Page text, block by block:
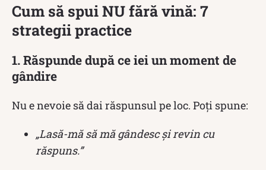
Cum să spui NU fără vină: 7
strategii practice
1. Răspunde după ce iei un moment de
gândire
Nu e nevoie să dai răspunsul pe loc. Poți spune:
„Lasă-mă să mă gândesc și revin cu
răspuns.”